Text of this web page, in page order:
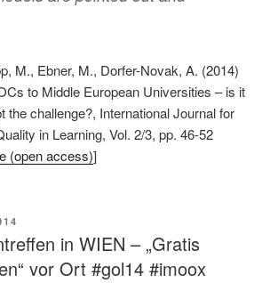
M., Ebner, M., Dorfer-Novak, A. (2014)
to Middle European Universities – is it
the challenge?, International Journal for
in Learning, Vol. 2/3, pp. 46-52
(open access)]
in WIEN – „Gratis
vor Ort #gol14 #imoox